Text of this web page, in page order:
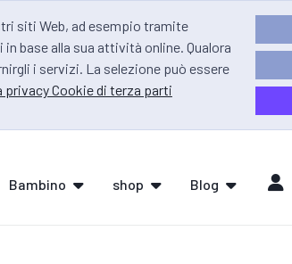
siti Web, ad esempio tramite
base alla sua attività online. Qualora
i servizi. La selezione può essere
privacy Cookie di terza parti
Bambino shop Blog